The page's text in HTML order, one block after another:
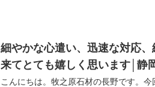
細やかな心遣い、迅速な対応
来てとても嬉しく思います│
こんにちは。牧之原石材の長野です。